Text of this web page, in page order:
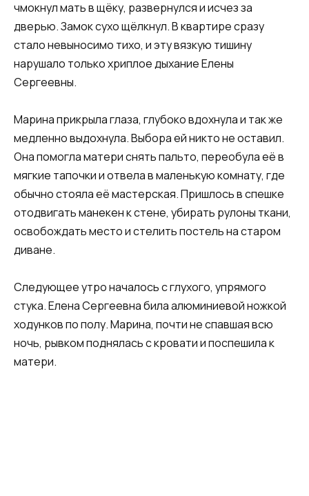
чмокнул мать в щёку, развернулся и исчез за
дверью. Замок сухо щёлкнул. В квартире сразу
стало невыносимо тихо, и эту вязкую тишину
нарушало только хриплое дыхание Елены
Сергеевны.
Марина прикрыла глаза, глубоко вдохнула и так же
медленно выдохнула. Выбора ей никто не оставил.
Она помогла матери снять пальто, переобула её в
мягкие тапочки и отвела в маленькую комнату, где
обычно стояла её мастерская. Пришлось в спешке
отодвигать манекен к стене, убирать рулоны ткани,
освобождать место и стелить постель на старом
диване.
Следующее утро началось с глухого, упрямого
стука. Елена Сергеевна била алюминиевой ножкой
ходунков по полу. Марина, почти не спавшая всю
ночь, рывком поднялась с кровати и поспешила к
матери.